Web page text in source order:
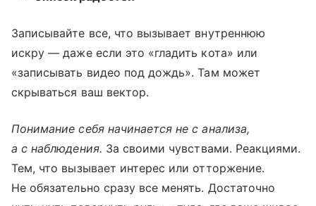
Записывайте все, что вызывает внутреннюю
искру — даже если это «гладить кота» или
«записывать видео под дождь». Там может
скрываться ваш вектор.
Понимание себя начинается не с анализа,
а с наблюдения. За своими чувствами. Реакциями.
Тем, что вызывает интерес или отторжение.
Не обязательно сразу все менять. Достаточно